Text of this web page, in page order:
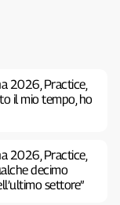
2026, Practice,
il mio tempo, ho
2026, Practice,
decimo
settore”